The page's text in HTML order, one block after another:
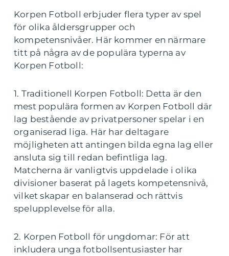
Korpen Fotboll erbjuder flera typer av spel
för olika åldersgrupper och
kompetensnivåer. Här kommer en närmare
titt på några av de populära typerna av
Korpen Fotboll:
1. Traditionell Korpen Fotboll: Detta är den
mest populära formen av Korpen Fotboll där
lag bestående av privatpersoner spelar i en
organiserad liga. Här har deltagare
möjligheten att antingen bilda egna lag eller
ansluta sig till redan befintliga lag.
Matcherna är vanligtvis uppdelade i olika
divisioner baserat på lagets kompetensnivå,
vilket skapar en balanserad och rättvis
spelupplevelse för alla.
2. Korpen Fotboll för ungdomar: För att
inkludera unga fotbollsentusiaster har